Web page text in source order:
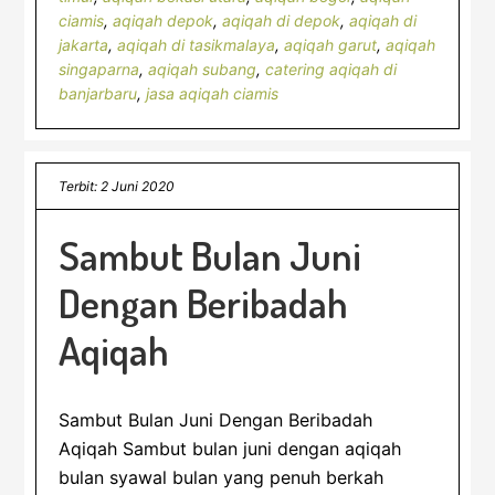
ciamis,aqiqah depok,aqiqah di depok,aqiqah di
jakarta,aqiqah di tasikmalaya,aqiqah garut,aqiqah
singaparna,aqiqah subang,catering aqiqah di
banjarbaru,jasa aqiqah ciamis
Terbit: 2 Juni 2020
Sambut Bulan Juni
Dengan Beribadah
Aqiqah
Sambut Bulan Juni Dengan Beribadah
Aqiqah Sambut bulan juni dengan aqiqah
bulan syawal bulan yang penuh berkah